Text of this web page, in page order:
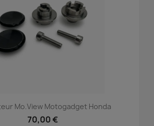
Mo.view Motogadget Honda
70,00 €